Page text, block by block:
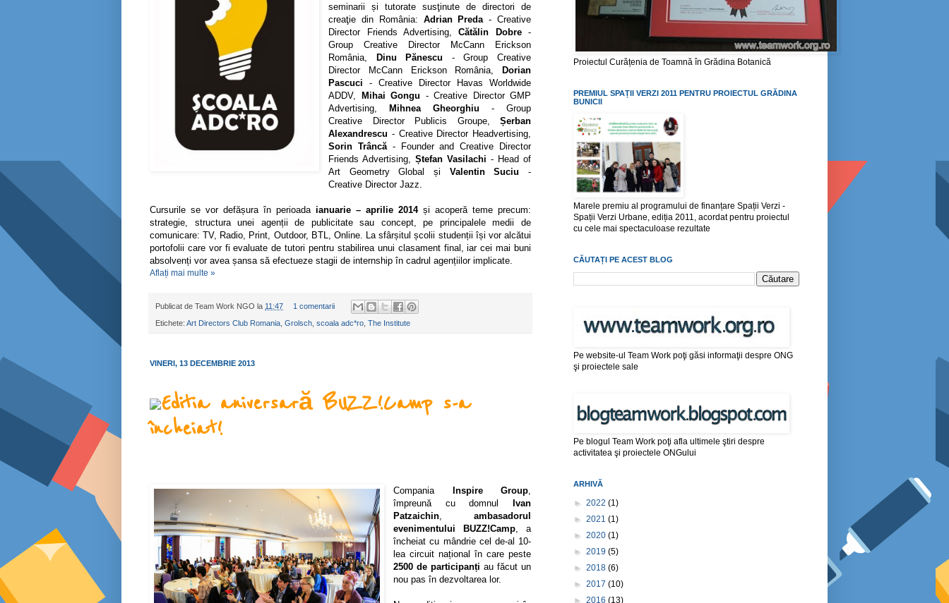
seminarii și tutorate susţinute de directori de
creaţie din România: Adrian Preda - Creative
Director Friends Advertising,Cătălin Dobre-
Group Creative Director McCann Erickson
România, Dinu Pănescu - Group Creative
Director McCann Erickson România, Dorian
Pascuci - Creative Director Havas Worldwide
ADDV, Mihai Gongu - Creative Director GMP
Advertising,Mihnea Gheorghiu - Group
Creative Director Publicis Groupe, Șerban
Alexandrescu - Creative Director Headvertising,
Sorin Trâncă - Founder and Creative Director
Friends Advertising,Ștefan Vasilachi - Head of
Art Geometry Global și Valentin Suciu -
Creative Director Jazz.
Cursurile se vor defășura în perioada ianuarie – aprilie 2014și acoperă teme precum:
strategie, structura unei agenții de publicitate sau concept, pe principalele medii de
comunicare: TV, Radio, Print, Outdoor, BTL, Online. La sfârșitul școlii studenții își vor alcătui
portofolii care vor fi evaluate de tutori pentru stabilirea unui clasament final, iar cei mai buni
absolvenți vor avea șansa să efectueze stagii de internship în cadrul agențiilor implicate.
Aflați mai multe »
Publicat de Team Work NGO la 11:47 1 comentarii
Etichete: Art Directors Club Romania Grolsch scoala adc*ro The Institute
VINERI, 13 DECEMBRIE 2013
Editia aniversară BUZZ!Camp s-a
încheiat!
CompaniaInspire Group,
împreună cu domnul
Ivan
Patzaichin, ambasadorul
evenimentului BUZZ!Camp, a
încheiat cu mândrie cel de-al 10-
lea circuit național în care peste
2500 de participanți au făcut un
nou pas în dezvoltarea lor.
Proiectul Curățenia de Toamnă în Grădina Botanică
PREMIUL SPAȚII VERZI 2011 PENTRU PROIECTUL GRĂDINA
BUNICII
Marele premiu al programului de finanțare Spații Verzi -
Spații Verzi Urbane, ediția 2011, acordat pentru proiectul
cu cele mai spectaculoase rezultate
CĂUTAȚI PE ACEST BLOG
Pe website-ul Team Work poţi găsi informaţii despre ONG
şi proiectele sale
Pe blogul Team Work poţi afla ultimele ştiri despre
activitatea şi proiectele ONGului
ARHIVĂ
► 2022 (1)
► 2021 (1)
► 2020 (1)
► 2019 (5)
► 2018 (6)
► 2017 (10)
► 2016 (13)